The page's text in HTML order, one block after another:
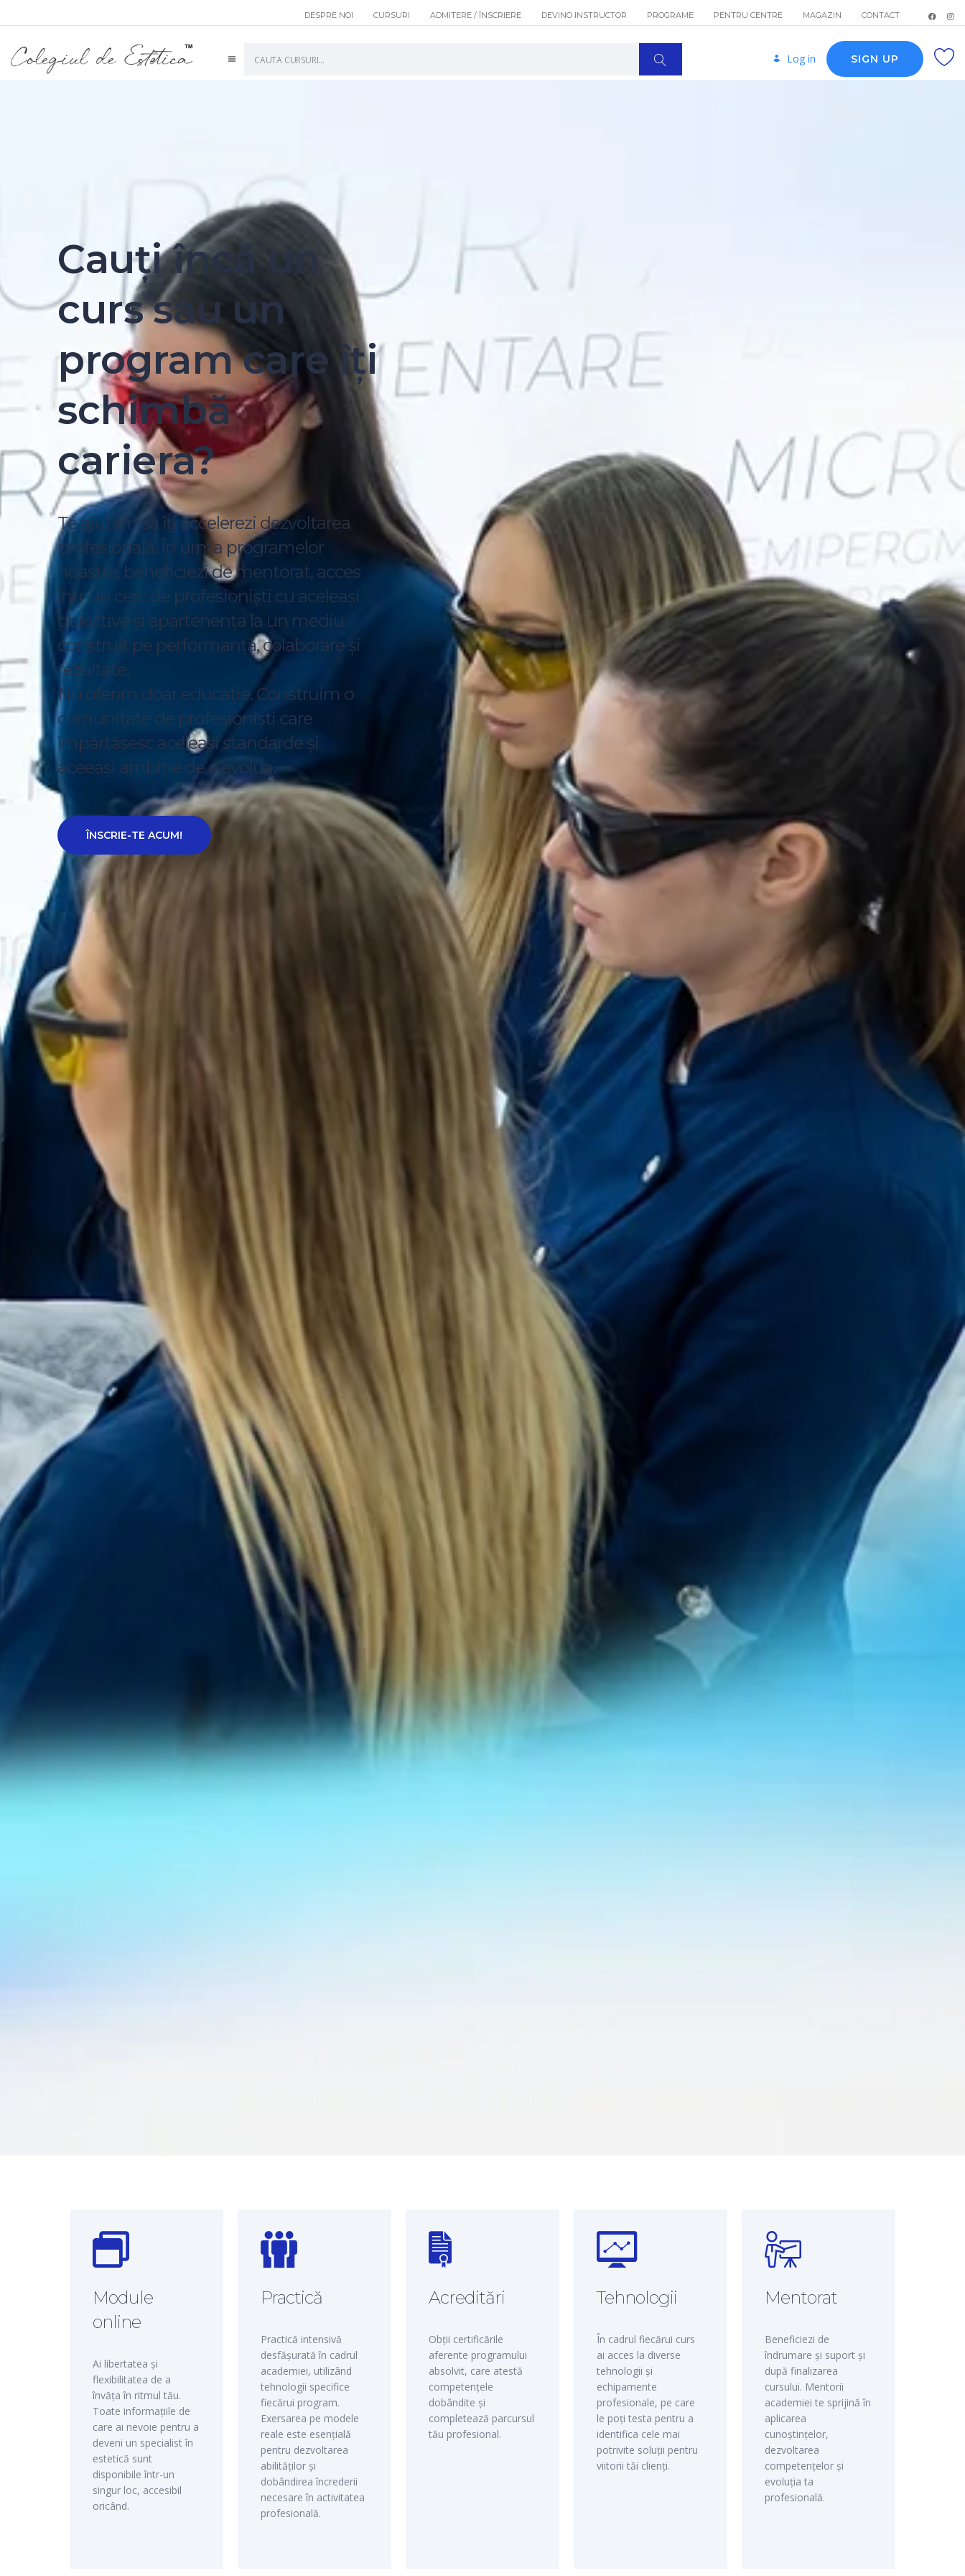
DESPRE NOI CURSURI ADMITERE / ÎNSCRIERE DEVINO INSTRUCTOR PROGRAME PENTRU CENTRE MAGAZIN CONTACT
Log in SIGN UP
Cauți încă un
curs sau un
program care îți
schimbă
cariera?
Te ajutăm să îți accelerezi dezvoltarea
profesională. În urma programelor
noastre, beneficiezi de mentorat, acces
într-un cerc de profesioniști cu aceleași
obiective și apartenența la un mediu
construit pe performanță, colaborare și
rezultate.
Nu oferim doar educație. Construim o
comunitate de profesioniști care
împărtășesc aceleași standarde și
aceeași ambiție de a evolua.
ÎNSCRIE-TE ACUM!
Module
online
Ai libertatea și
flexibilitatea de a
învăța în ritmul tău.
Toate informațiile de
care ai nevoie pentru a
deveni un specialist în
estetică sunt
disponibile într-un
singur loc, accesibil
oricând.
Practică
Practică intensivă
desfășurată în cadrul
academiei, utilizând
tehnologii specifice
fiecărui program.
Exersarea pe modele
reale este esențială
pentru dezvoltarea
abilităților și
dobândirea încrederii
necesare în activitatea
profesională.
Acreditări
Obții certificările
aferente programului
absolvit, care atestă
competențele
dobândite și
completează parcursul
tău profesional.
Tehnologii
În cadrul fiecărui curs
ai acces la diverse
tehnologii și
echipamente
profesionale, pe care
le poți testa pentru a
identifica cele mai
potrivite soluții pentru
viitorii tăi clienți.
Mentorat
Beneficiezi de
îndrumare și suport și
după finalizarea
cursului. Mentorii
academiei te sprijină în
aplicarea
cunoștințelor,
dezvoltarea
competențelor și
evoluția ta
profesională.